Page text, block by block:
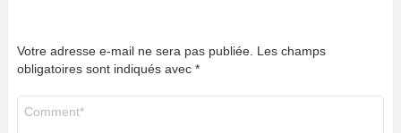
Votre adresse e-mail ne sera pas publiée. Les champs
obligatoires sont indiqués avec *